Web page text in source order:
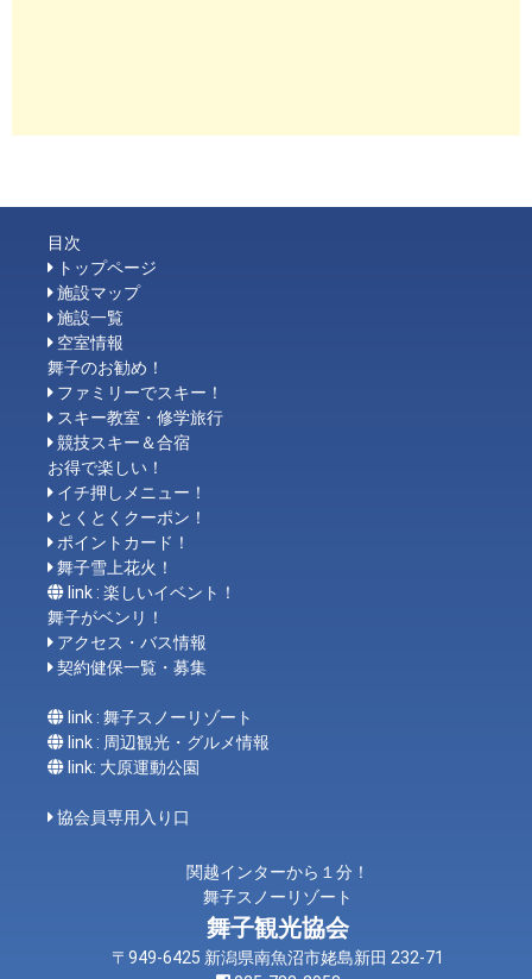
目次
トップページ
施設マップ
施設一覧
空室情報
舞子のお勧め！
ファミリーでスキー！
スキー教室・修学旅行
競技スキー＆合宿
お得で楽しい！
イチ押しメニュー！
とくとくクーポン！
ポイントカード！
舞子雪上花火！
link : 楽しいイベント！
舞子がベンリ！
アクセス・バス情報
契約健保一覧・募集
link : 舞子スノーリゾート
link : 周辺観光・グルメ情報
link: 大原運動公園
協会員専用入り口
関越インターから１分！
舞子スノーリゾート
舞子観光協会
〒949-6425 新潟県南魚沼市姥島新田 232-71